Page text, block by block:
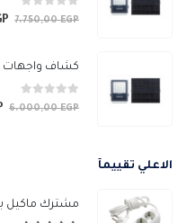
0 من 57.750,00EGP
كشاف واجهات
0 من 56.000,00EGP
الاعلي تقييمآ
مشترك ماكيل